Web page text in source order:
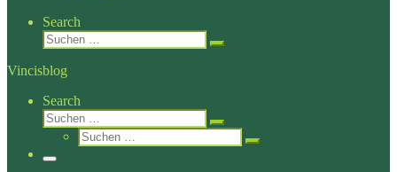
Search
Suche
Suchen …
Vincisblog
Search
Suche
Suchen …
Suche
Suchen …
Menü